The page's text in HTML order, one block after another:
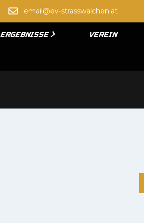
email@ev-strasswalchen.at
ERGEBNISSE VEREIN